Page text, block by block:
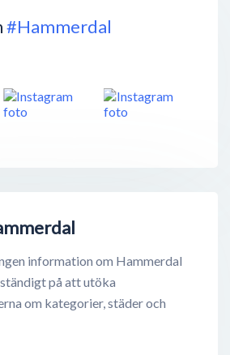
#Hammerdal
information om Hammerdal
på att utöka
om kategorier, städer och